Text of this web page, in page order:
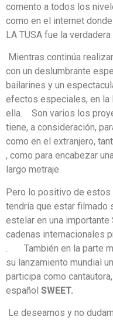
comento a todos los
como en el internet
LA TUSA fue la
Mientras continúa
con un deslumbrante
bailarines y un
efectos especiales, en la
ella. Son varios los
tiene, a consideración,
como en el extranjero,
, como para encabezar
largo metraje.
Pero lo positivo de estos
tendría que estar filmado
estelar en una importante
cadenas internacionales
. También en la parte
su lanzamiento mundial
participa como
español SWEET.
Le deseamos y no